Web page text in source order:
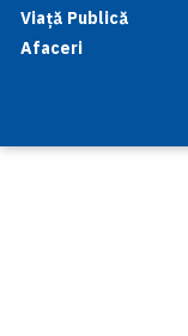
Viață Publică
Afaceri